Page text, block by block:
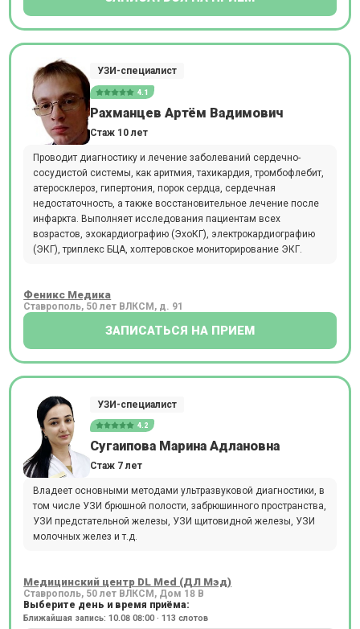
УЗИ-специалист
4.1
Рахманцев Артём Вадимович
Стаж 10 лет
Проводит диагностику и лечение заболеваний сердечно-
сосудистой системы, как аритмия, тахикардия, тромбофлебит,
атеросклероз, гипертония, порок сердца, сердечная
недостаточность, а также восстановительное лечение после
инфаркта. Выполняет исследования пациентам всех
возрастов, эхокардиографию (ЭхоКГ), электрокардиографию
(ЭКГ), триплекс БЦА, холтеровское мониторирование ЭКГ.
Феникс Медика
Ставрополь, 50 лет ВЛКСМ, д. 91
ЗАПИСАТЬСЯ НА ПРИЕМ
УЗИ-специалист
4.2
Сугаипова Марина Адлановна
Стаж 7 лет
Владеет основными методами ультразвуковой диагностики, в
том числе УЗИ брюшной полости, забрюшинного пространства,
УЗИ предстательной железы, УЗИ щитовидной железы, УЗИ
молочных желез и т.д.
Медицинский центр DL Med (ДЛ Мэд)
Ставрополь, 50 лет ВЛКСМ, Дом 18 В
Выберите день и время приёма:
Ближайшая запись: 10.08 08:00 · 113 слотов